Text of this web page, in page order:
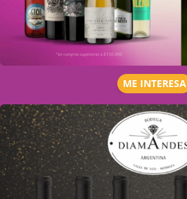
ME INTERESA